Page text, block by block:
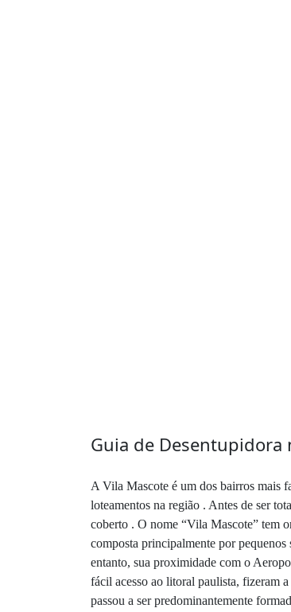
Guia de Desentupidora
A Vila Mascote é um dos bairros mais
loteamentos na região . Antes de ser
coberto . O nome “Vila Mascote” tem
composta principalmente por
entanto, sua proximidade com o
fácil acesso ao litoral paulista, fizeram
passou a ser predominantemente